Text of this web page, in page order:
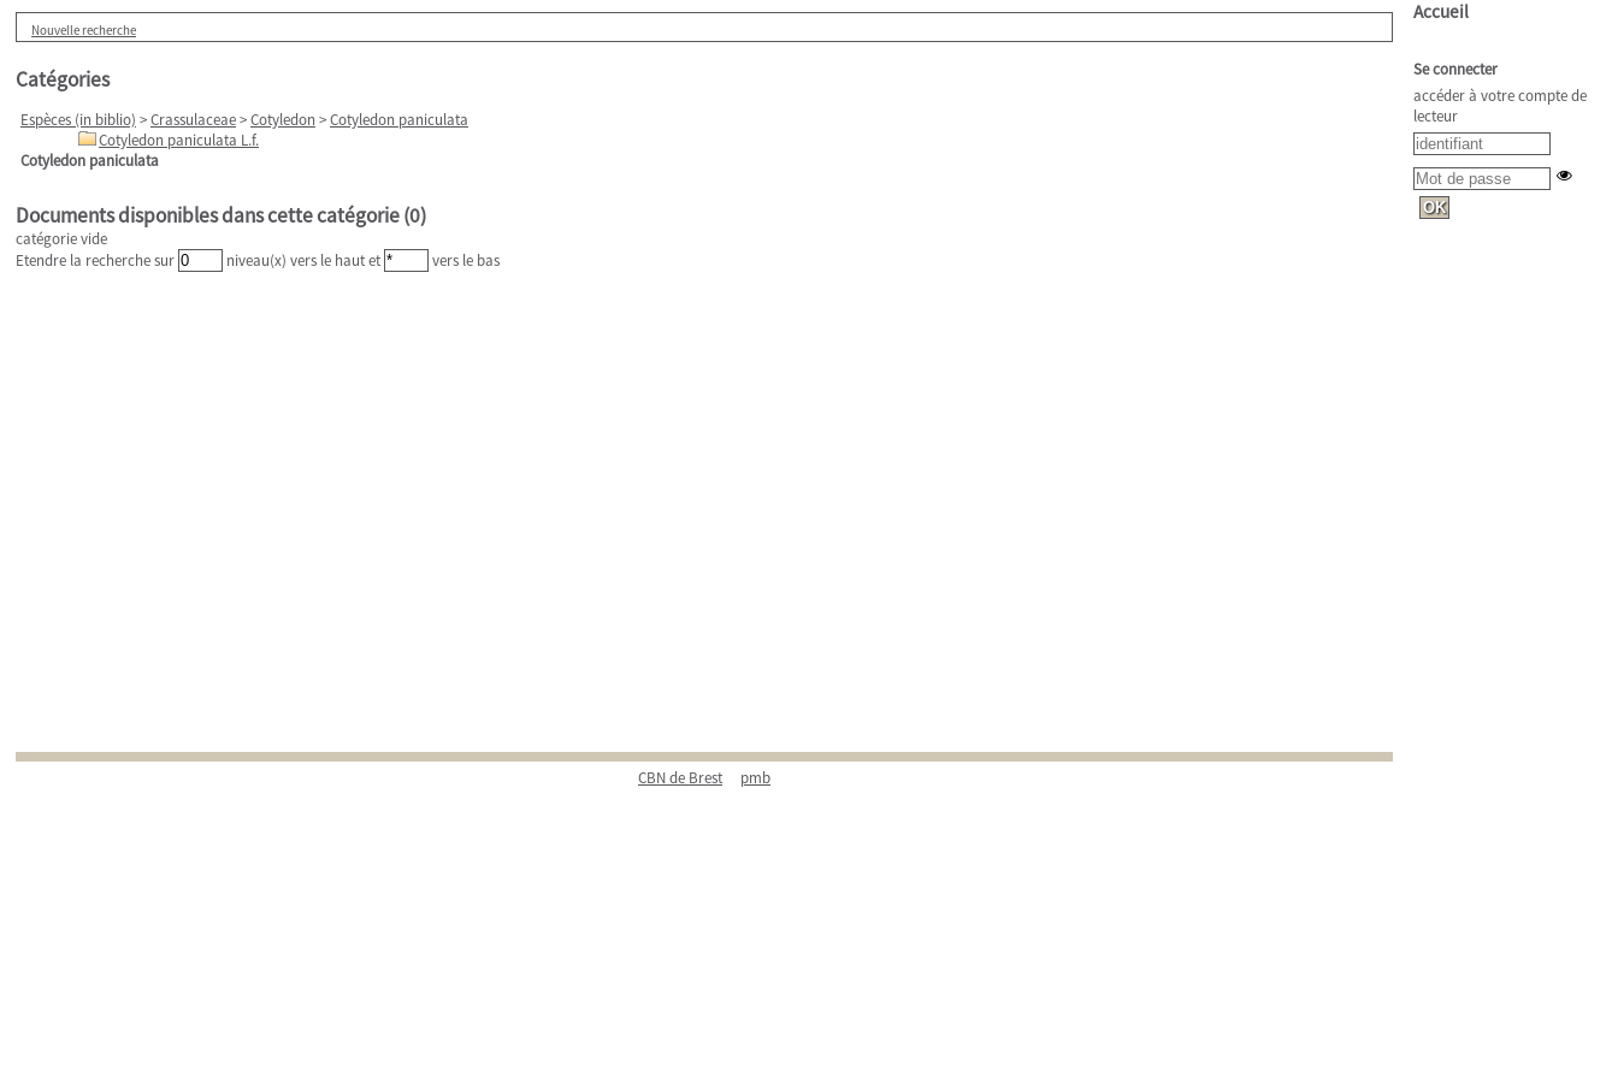
Nouvelle recherche
Catégories
Espèces (in biblio) >Crassulaceae>Cotyledon >Cotyledon paniculata
Cotyledon paniculata L.f.
Cotyledon paniculata
Documents disponibles dans cette catégorie (0)
catégorie vide
Etendre la recherche sur
niveau(x) vers le haut et vers le bas
CBN de Brest pmb
Accueil
Se connecter
accéder à votre compte de
lecteur